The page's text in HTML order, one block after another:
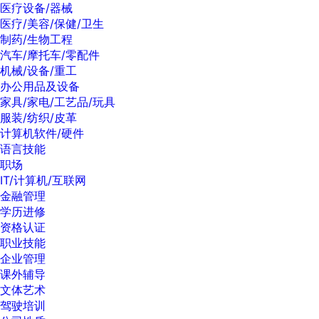
医疗设备/器械
医疗/美容/保健/卫生
制药/生物工程
汽车/摩托车/零配件
机械/设备/重工
办公用品及设备
家具/家电/工艺品/玩具
服装/纺织/皮革
计算机软件/硬件
语言技能
职场
IT/计算机/互联网
金融管理
学历进修
资格认证
职业技能
企业管理
课外辅导
文体艺术
驾驶培训